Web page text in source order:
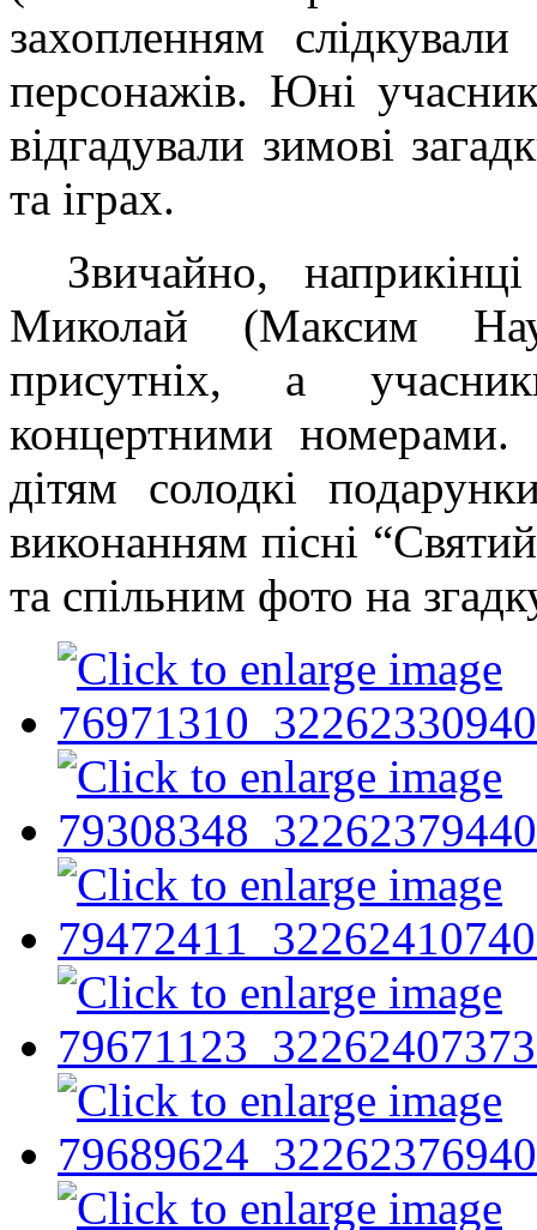
захопленням
персонажів. Юні
відгадували зимові
та іграх.
Звичайно,
Миколай (Максим
присутніх, а
концертними
дітям солодкі
виконанням пісні
та спільним фото на